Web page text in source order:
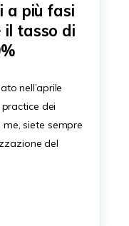
a più fasi
il tasso di
nell’aprile
dei
siete sempre
del